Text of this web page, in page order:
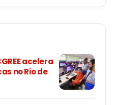
acelera
no Rio de